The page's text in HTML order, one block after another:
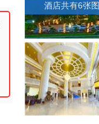
酒店共有6张